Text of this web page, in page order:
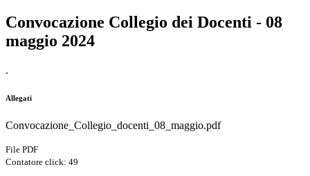
Convocazione Collegio dei Docenti - 08
maggio 2024
.
Allegati
Convocazione_Collegio_docenti_08_maggio.pdf
File PDF
Contatore click: 49